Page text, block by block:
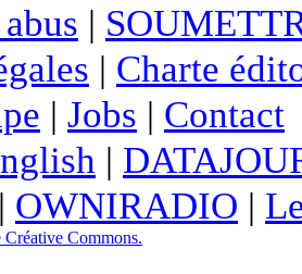
|
| Charte
| Jobs | Contact
|
| OWNIRADIO |
Créative Commons.